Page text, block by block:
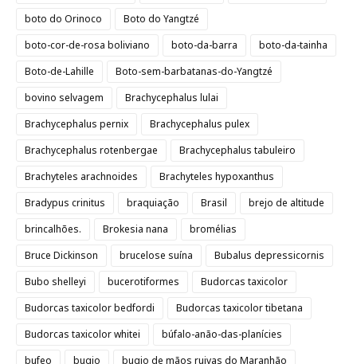
boto do Orinoco
Boto do Yangtzé
boto-cor-de-rosa boliviano
boto-da-barra
boto-da-tainha
Boto-de-Lahille
Boto-sem-barbatanas-do-Yangtzé
bovino selvagem
Brachycephalus lulai
Brachycephalus pernix
Brachycephalus pulex
Brachycephalus rotenbergae
Brachycephalus tabuleiro
Brachyteles arachnoides
Brachyteles hypoxanthus
Bradypus crinitus
braquiação Brasil
brejo de altitude
brincalhões.
Brokesia nana
bromélias
Bruce Dickinson
brucelose suína
Bubalus depressicornis
Bubo shelleyi
bucerotiformes
Budorcas taxicolor
Budorcas taxicolor bedfordi
Budorcas taxicolor tibetana
Budorcas taxicolor whitei
búfalo-anão-das-planícies
bufeo
bugio
bugio de mãos ruivas do Maranhão